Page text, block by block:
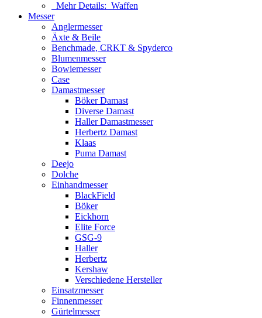
Mehr Details: Waffen
Messer
Anglermesser
Äxte & Beile
Benchmade, CRKT & Spyderco
Blumenmesser
Bowiemesser
Case
Damastmesser
Böker Damast
Diverse Damast
Haller Damastmesser
Herbertz Damast
Klaas
Puma Damast
Deejo
Dolche
Einhandmesser
BlackField
Böker
Eickhorn
Elite Force
GSG-9
Haller
Herbertz
Kershaw
Verschiedene Hersteller
Einsatzmesser
Finnenmesser
Gürtelmesser